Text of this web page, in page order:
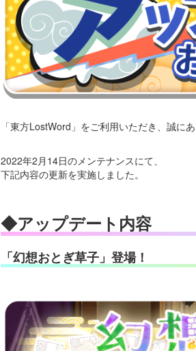
「東方LostWord」をご利用いただき、誠に
2022年2月14日のメンテナンスにて、
下記内容の更新を実施しました。
◆アップデート内容
「幻想おとぎ草子」登場！